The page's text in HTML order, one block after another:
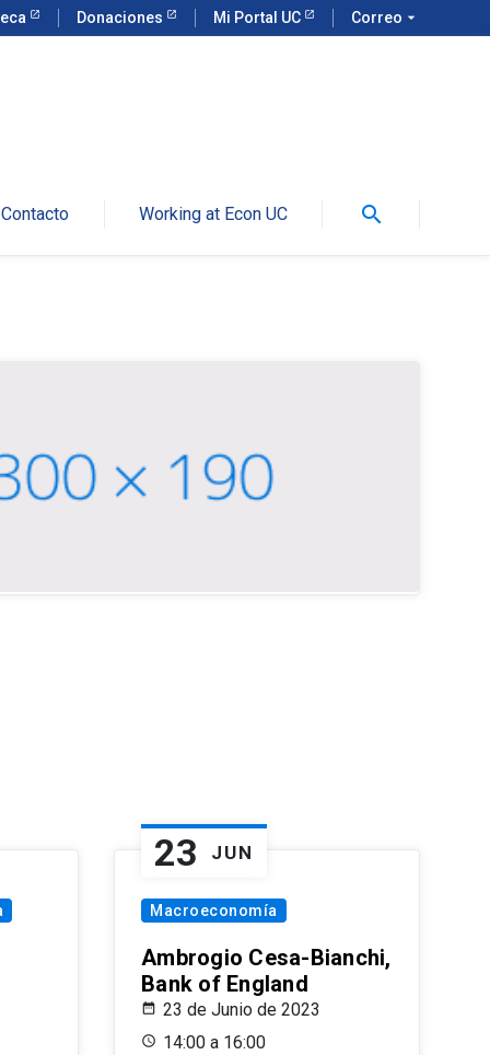
Donaciones Mi Portal UC Correo arrow_drop_down
Contacto Working at Econ UC search
23 JUN
Macroeconomía
Ambrogio Cesa-Bianchi,
Bank of England
23 de Junio de 2023
14:00 a 16:00